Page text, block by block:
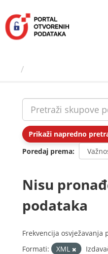
sadržaj
Prikaži napredno
Poredaj prema
Nisu
podataka
Frekvencija osvježavanja
Formati:
XML